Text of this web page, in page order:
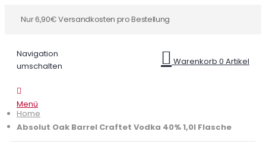
Nur 6,90€ Versandkosten pro Bestellung
Navigation
umschalten
Warenkorb 0 Artikel
Menü
Home
Absolut Oak Barrel Craftet Vodka 40% 1,0l Flasche